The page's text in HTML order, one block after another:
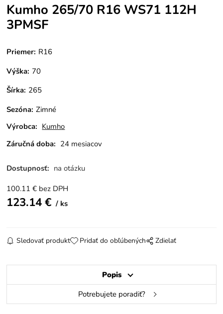
Kumho 265/70 R16 WS71 112H
3PMSF
Priemer: R16
Výška: 70
Šírka: 265
Sezóna: Zimné
Výrobca: Kumho
Záručná doba: 24 mesiacov
Dostupnosť: na otázku
100.11 € bez DPH
123.14€ ks
Sledovať produkt Pridať do obľúbených Zdielať
Popis
Potrebujete poradiť?